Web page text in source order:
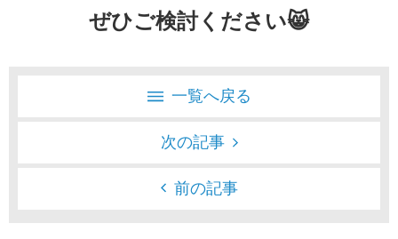
ぜひご検討ください😸
一覧へ戻る
次の記事
前の記事